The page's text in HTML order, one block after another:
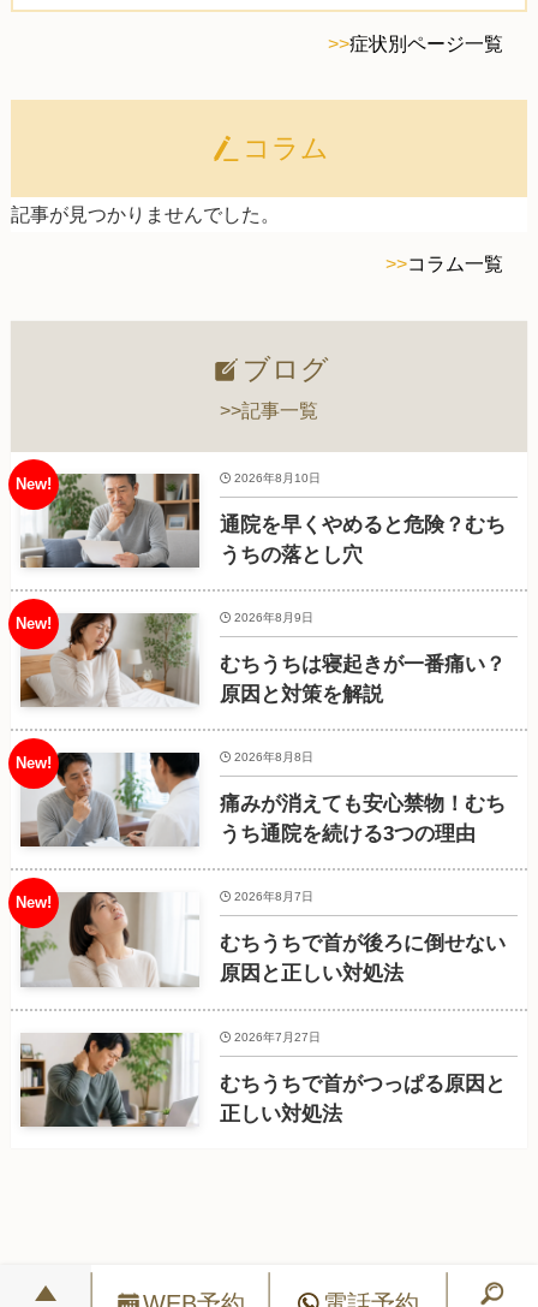
>>症状別ページ一覧
コラム
記事が見つかりませんでした。
>>コラム一覧
ブログ
>>記事一覧
通院を早くやめると危険？むち
うちの落とし穴
2026年8月10日
むちうちは寝起きが一番痛い？
原因と対策を解説
2026年8月9日
痛みが消えても安心禁物！むち
うち通院を続ける3つの理由
2026年8月8日
むちうちで首が後ろに倒せない
原因と正しい対処法
2026年8月7日
むちうちで首がつっぱる原因と
正しい対処法
2026年7月27日